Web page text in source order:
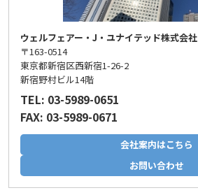
ウェルフェアー・J・ユナイテッド株式会社
〒163-0514
東京都新宿区西新宿1-26-2
新宿野村ビル14階
TEL: 03-5989-0651
FAX: 03-5989-0671
会社案内はこちら
お問い合わせ